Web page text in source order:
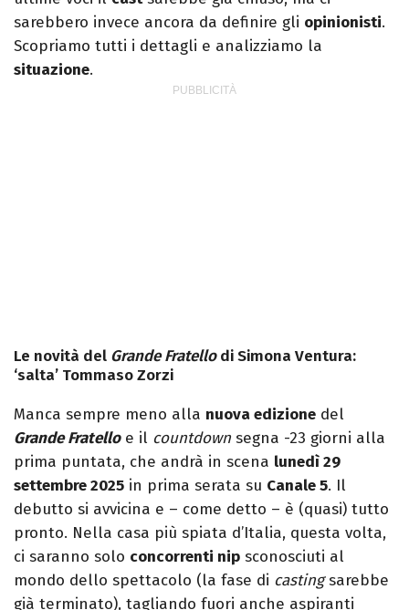
sarebbero invece ancora da definire gli opinionisti.
Scopriamo tutti i dettagli e analizziamo la
situazione.
Le novità del Grande Fratellodi Simona Ventura:
‘salta’ Tommaso Zorzi
Manca sempre meno alla nuova edizione del
Grande Fratelloe il countdownsegna -23 giorni alla
prima puntata, che andrà in scena lunedì 29
settembre 2025 in prima serata su Canale 5. Il
debutto si avvicina e – come detto – è (quasi) tutto
pronto. Nella casa più spiata d’Italia, questa volta,
ci saranno solo concorrenti nip sconosciuti al
mondo dello spettacolo (la fase di castingsarebbe
già terminato), tagliando fuori anche aspiranti